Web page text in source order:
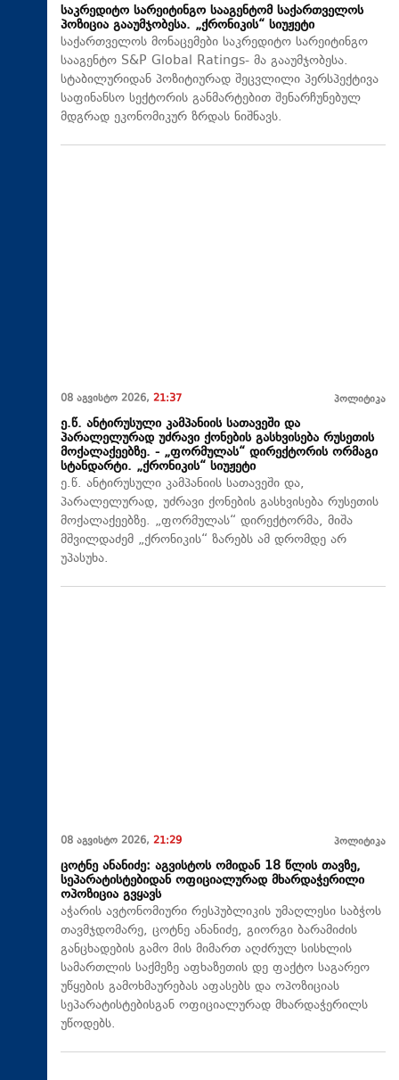
საკრედიტო სარეიტინგო სააგენტომ საქართველოს
პოზიცია გააუმჯობესა. „ქრონიკის“ სიუჟეტი
საქართველოს მონაცემები საკრედიტო სარეიტინგო
სააგენტო S&P Global Ratings- მა გააუმჯობესა.
სტაბილურიდან პოზიტიურად შეცვლილი პერსპექტივა
საფინანსო სექტორის განმარტებით შენარჩუნებულ
მდგრად ეკონომიკურ ზრდას ნიშნავს.
08 აგვისტო 2026, 21:37 პოლიტიკა
ე.წ. ანტირუსული კამპანიის სათავეში და
პარალელურად უძრავი ქონების გასხვისება რუსეთის
მოქალაქეებზე. - „ფორმულას“ დირექტორის ორმაგი
სტანდარტი. „ქრონიკის“ სიუჟეტი
ე.წ. ანტირუსული კამპანიის სათავეში და,
პარალელურად, უძრავი ქონების გასხვისება რუსეთის
მოქალაქეებზე. „ფორმულას“ დირექტორმა, მიშა
მშვილდაძემ „ქრონიკის“ ზარებს ამ დრომდე არ
უპასუხა.
08 აგვისტო 2026, 21:29 პოლიტიკა
ცოტნე ანანიძე: აგვისტოს ომიდან 18 წლის თავზე,
სეპარატისტებიდან ოფიციალურად მხარდაჭერილი
ოპოზიცია გვყავს
აჭარის ავტონომიური რესპუბლიკის უმაღლესი საბჭოს
თავმჯდომარე, ცოტნე ანანიძე, გიორგი ბარამიძის
განცხადების გამო მის მიმართ აღძრულ სისხლის
სამართლის საქმეზე აფხაზეთის დე ფაქტო საგარეო
უწყების გამოხმაურებას აფასებს და ოპოზიციას
სეპარატისტებისგან ოფიციალურად მხარდაჭერილს
უწოდებს.